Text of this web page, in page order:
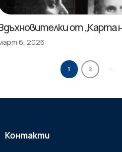
от „Карта
6, 2026
1 2 …
Контакти